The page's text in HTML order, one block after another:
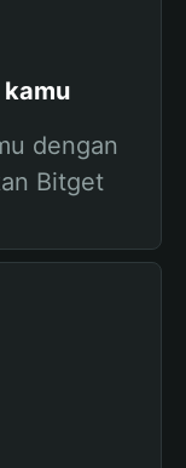
kamu
dengan
Bitget